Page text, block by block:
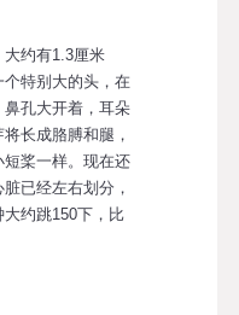
约有1.3厘米
特别大的头，在
孔大开着，耳朵
长成胳膊和腿，
桨一样。现在还
已经左右划分，
约跳150下，比